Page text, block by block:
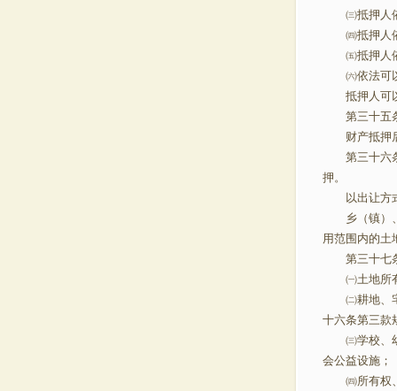
㈢抵押人依
㈣抵押人依
㈤抵押人依
㈥依法可
抵押人可以
第三十五
财产抵押后
第三十六条
押。
以出让方式
乡（镇）、
用范围内的土
第三十七
㈠土地
㈡耕地、宅
十六条第三
㈢学校、幼
会公益设
㈣所有权